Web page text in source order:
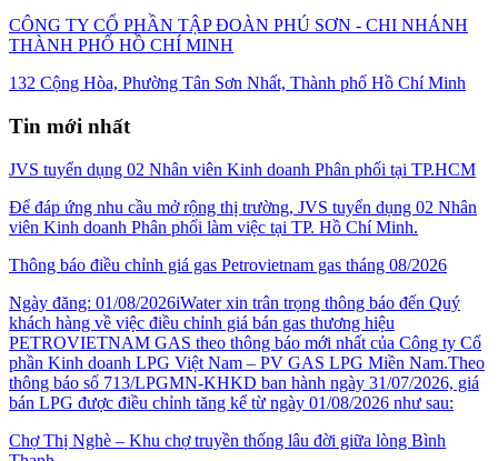
CÔNG TY CỔ PHẦN TẬP ĐOÀN PHÚ SƠN - CHI NHÁNH
THÀNH PHỐ HỒ CHÍ MINH
132 Cộng Hòa, Phường Tân Sơn Nhất, Thành phố Hồ Chí Minh
Tin mới nhất
JVS tuyển dụng 02 Nhân viên Kinh doanh Phân phối tại TP.HCM
Để đáp ứng nhu cầu mở rộng thị trường, JVS tuyển dụng 02 Nhân
viên Kinh doanh Phân phối làm việc tại TP. Hồ Chí Minh.
Thông báo điều chỉnh giá gas Petrovietnam gas tháng 08/2026
Ngày đăng: 01/08/2026iWater xin trân trọng thông báo đến Quý
khách hàng về việc điều chỉnh giá bán gas thương hiệu
PETROVIETNAM GAS theo thông báo mới nhất của Công ty Cổ
phần Kinh doanh LPG Việt Nam – PV GAS LPG Miền Nam.Theo
thông báo số 713/LPGMN-KHKD ban hành ngày 31/07/2026, giá
bán LPG được điều chỉnh tăng kể từ ngày 01/08/2026 như sau:
Chợ Thị Nghè – Khu chợ truyền thống lâu đời giữa lòng Bình